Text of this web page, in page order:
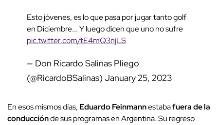
Esto jóvenes, es lo que pasa por jugar tanto golf
en Diciembre... Y luego dicen que uno no sufre
pic.twitter.com/tE4mQ3njLS
— Don Ricardo Salinas Pliego
(@RicardoBSalinas) January 25, 2023
En esos mismos días, Eduardo Feinmannestabafuera de la
conducciónde sus programas en Argentina. Su regreso